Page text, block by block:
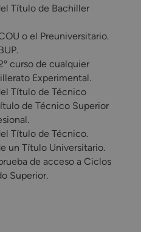
Título de Bachiller
o el Preuniversitario.
curso de cualquier
Experimental.
Título de Técnico
de Técnico Superior
Título de Técnico.
un Título Universitario.
de acceso a Ciclos
Superior.